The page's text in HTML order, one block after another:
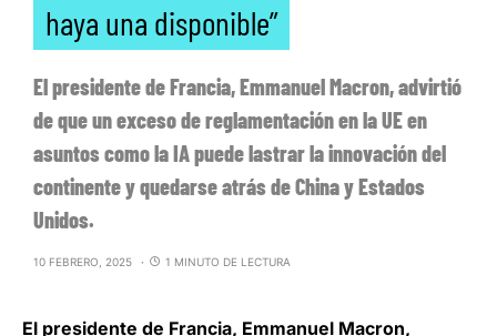
haya una disponible”
El presidente de Francia, Emmanuel Macron, advirtió
de que un exceso de reglamentación en la UE en
asuntos como la IA puede lastrar la innovación del
continente y quedarse atrás de China y Estados
Unidos.
10 FEBRERO, 2025 1 MINUTO DE LECTURA
El presidente de Francia, Emmanuel Macron,